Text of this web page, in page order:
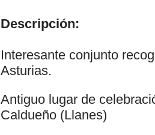
Descripción:
Interesante conjunto
Asturias.
Antiguo lugar de
Caldueño (Llanes)